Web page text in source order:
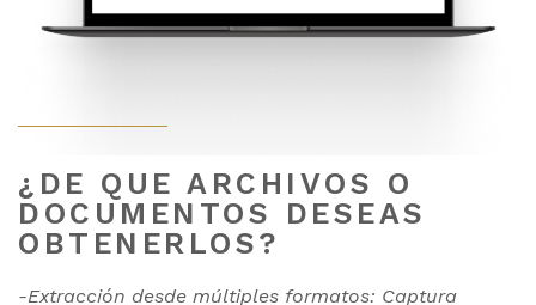
¿DE QUE ARCHIVOS O
DOCUMENTOS DESEAS
OBTENERLOS?
-Extracción desde múltiples formatos: Captura